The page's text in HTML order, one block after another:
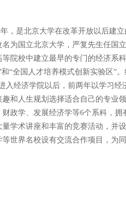
年，是北京大学在改革开放以后建
名为国立北京大学，严复先生任国
院校中建立最早的专门的经济系
和“全国人才培养模式创新实验区”
入经济学院以后，前两年以学习
和人生规划选择适合自己的专业
政学、发展经济学等6个系科，拥
学术讲座和丰富的竞赛活动，并
世界名校设有交流合作项目，为